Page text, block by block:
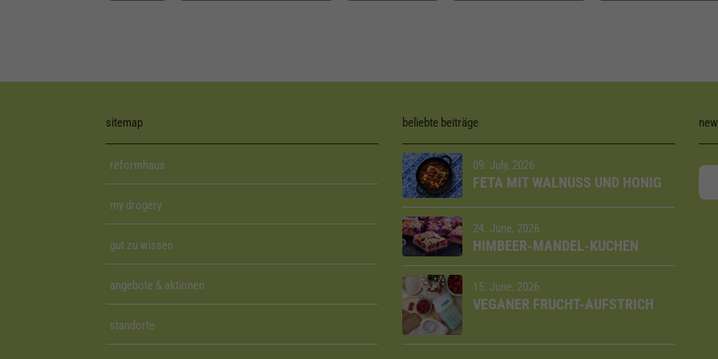
sitemap
reformhaus
my drogery
gut zu wissen
angebote & aktionen
standorte
beliebte beiträge
09. July, 2026
FETA MIT WALNUSS UND HONIG
24. June, 2026
HIMBEER-MANDEL-KUCHEN
15. June, 2026
VEGANER FRUCHT-AUFSTRICH